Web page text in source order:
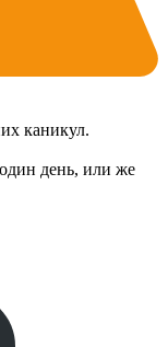
каникул.
день, или же